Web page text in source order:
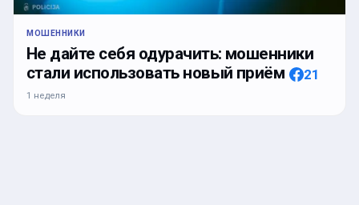
МОШЕННИКИ
Не дайте себя одурачить: мошенники
стали использовать новый приём
21
1 неделя